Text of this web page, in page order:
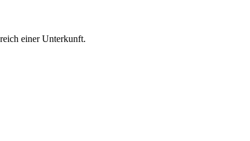
einer Unterkunft.